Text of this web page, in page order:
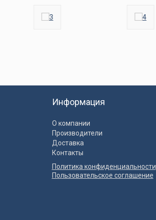
Информация
О компании
Производители
Доставка
Контакты
Политика конфиденциальности
Пользовательское соглашение